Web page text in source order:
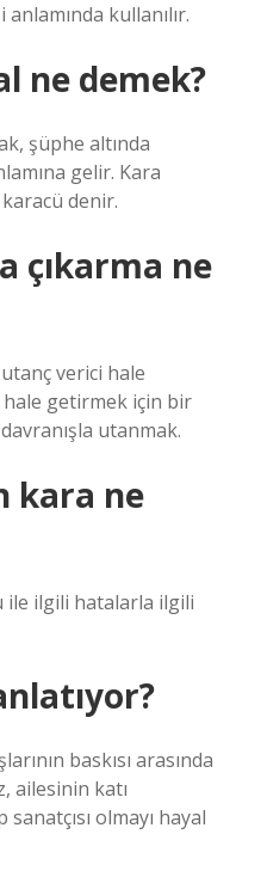
kullanılır.
ne demek?
şüphe altında
gelir. Kara
denir.
çıkarma ne
verici hale
getirmek için bir
utanmak.
kara ne
ile ilgili hatalarla ilgili
baskısı arasında
ailesinin katı
olmayı hayal